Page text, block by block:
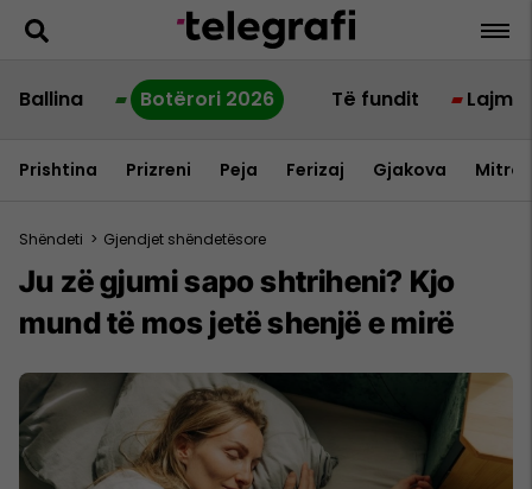
Ballina Botërori 2026 Të fundit Lajme
Prishtina Prizreni Peja Ferizaj Gjakova
Shëndeti > Gjendjet shëndetësore
Ju zë gjumi sapo shtriheni? Kjo
mund të mos jetë shenjë e mirë